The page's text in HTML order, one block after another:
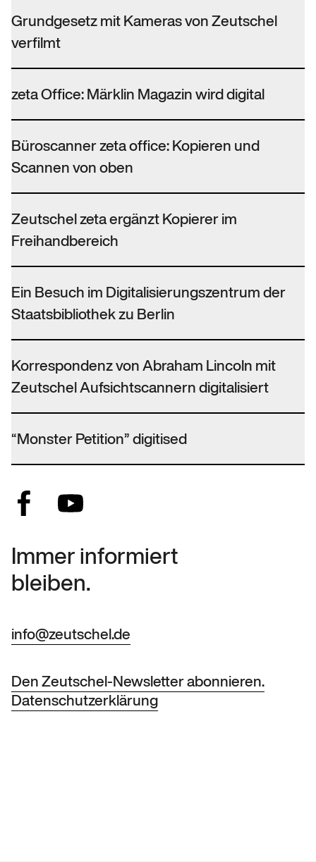
Grundgesetz mit Kameras von Zeutschel
verfilmt
zeta Office: Märklin Magazin wird digital
Büroscanner zeta office: Kopieren und
Scannen von oben
Zeutschel zeta ergänzt Kopierer im
Freihandbereich
Ein Besuch im Digitalisierungszentrum der
Staatsbibliothek zu Berlin
Korrespondenz von Abraham Lincoln mit
Zeutschel Aufsichtscannern digitalisiert
“Monster Petition” digitised
Immer informiert
bleiben.
info@zeutschel.de
Den Zeutschel-Newsletter abonnieren.
Datenschutzerklärung